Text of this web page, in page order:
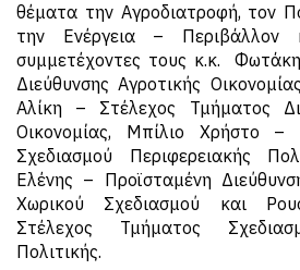
θέματα την Αγροδιατροφή, τον
την Ενέργεια –
συμμετέχοντες τους κ.κ.
Διεύθυνσης Αγροτικής
Αλίκη – Στέλεχος Τμήματος
Οικονομίας, Μπίλιο Χρήστο –
Σχεδιασμού Περιφερειακής
Ελένης – Προϊσταμένη
Χωρικού Σχεδιασμού και
Στέλεχος Τμήματος
Πολιτικής.